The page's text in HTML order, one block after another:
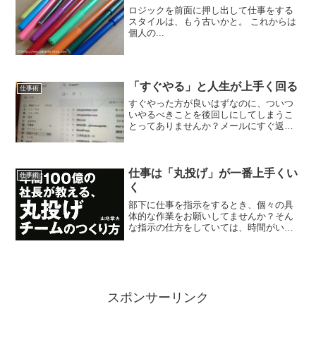
ロジックを前面に押し出して仕事をする
スタイルは、もう古いかと。 これからは
個人の...
仕事術 「すぐやる」と人生が上手く回る
すぐやった方が良いはずなのに、ついつ
いやるべきことを後回しにしてしまうこ
とってありませんか？メールにすぐ返信
にやってしまったほうが、...
仕事術
仕事は「丸投げ」が一番上手くい
く
部下に仕事を指示をするとき、個々の具
体的な作業をお願いしてませんか？そん
な指示の仕方をしていては、時間がいく
スポンサーリンク